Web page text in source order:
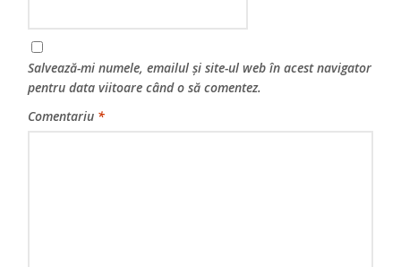
Salvează-mi numele, emailul și site-ul web în acest navigator
pentru data viitoare când o să comentez.
Comentariu *